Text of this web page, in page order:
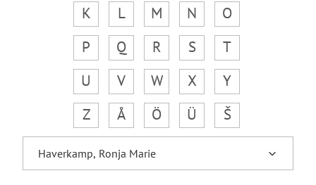
K
L M N
O
P
Q R S
T
U
V W X
Y
Z
Å Ö Ü Š